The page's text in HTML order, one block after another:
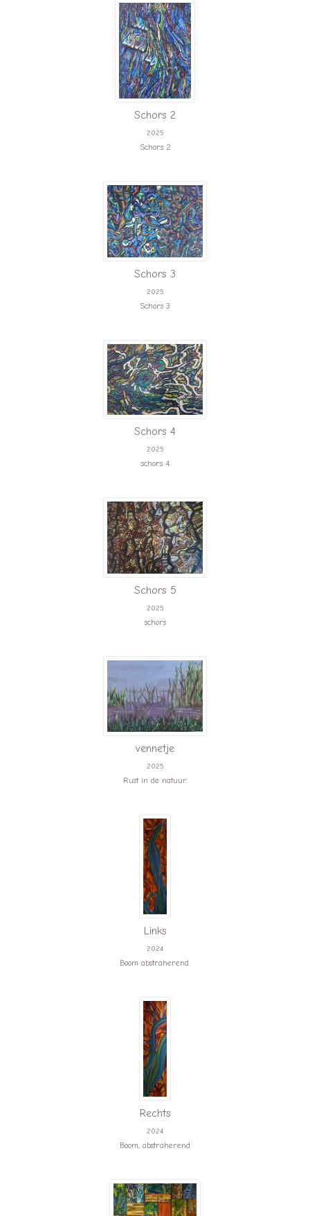
Schors 2
2025
Schors 2
Schors 3
2025
Schors 3
Schors 4
2025
schors 4
Schors 5
2025
schors
vennetje
2025
Rust in de natuur.
Links
2024
Boom abstraherend.
Rechts
2024
Boom, abstraherend